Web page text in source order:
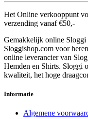
Het Online verkooppunt
verzending vanaf €50,-
Gemakkelijk online Sloggi
Sloggishop.com voor
online leverancier van
Hemden en Shirts. Sloggi
kwaliteit, het hoge
Informatie
Algemene